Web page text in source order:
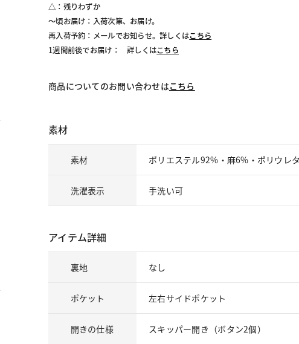
△：残りわずか
～頃お届け：入荷次第、お届け。
再入荷予約：メールでお知らせ。詳しくはこちら
1週間前後でお届け： 詳しくはこちら
商品についてのお問い合わせはこちら
素材
素材 ポリエステル92%・麻6%・ポリウレ
洗濯表示 手洗い可
アイテム詳細
裏地 なし
ポケット 左右サイドポケット
開きの仕様 スキッパー開き（ボタン2個）